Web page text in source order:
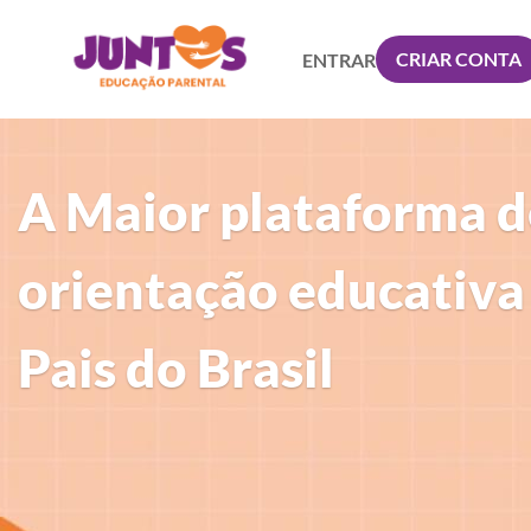
ENTRAR CRIAR CONTA
A Maior plataforma
orientação
Pais do Brasil